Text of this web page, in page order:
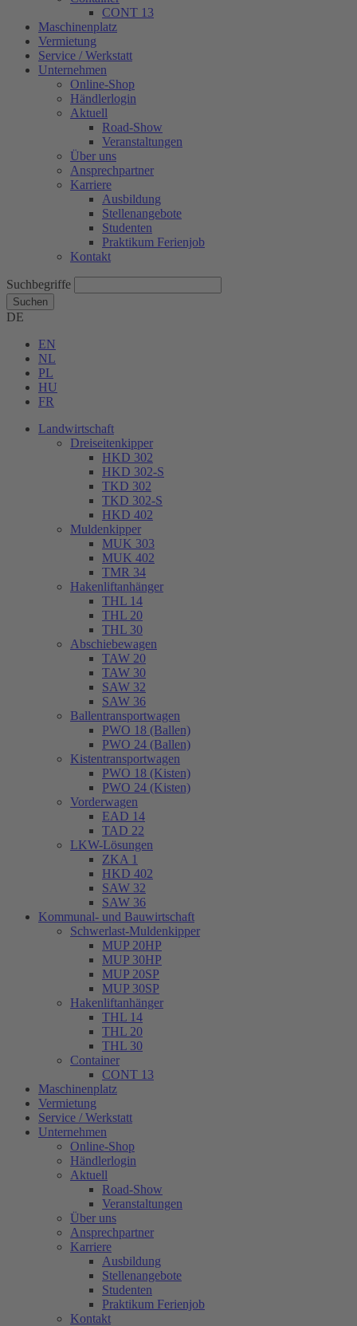
CONT 13
Maschinenplatz
Vermietung
Service / Werkstatt
Unternehmen
Online-Shop
Händlerlogin
Aktuell
Road-Show
Veranstaltungen
Über uns
Ansprechpartner
Karriere
Ausbildung
Stellenangebote
Studenten
Praktikum Ferienjob
Kontakt
Suchbegriffe
Suchen
DE
EN
NL
PL
HU
FR
Landwirtschaft
Dreiseitenkipper
HKD 302
HKD 302-S
TKD 302
TKD 302-S
HKD 402
Muldenkipper
MUK 303
MUK 402
TMR 34
Hakenliftanhänger
THL 14
THL 20
THL 30
Abschiebewagen
TAW 20
TAW 30
SAW 32
SAW 36
Ballentransportwagen
PWO 18 (Ballen)
PWO 24 (Ballen)
Kistentransportwagen
PWO 18 (Kisten)
PWO 24 (Kisten)
Vorderwagen
EAD 14
TAD 22
LKW-Lösungen
ZKA 1
HKD 402
SAW 32
SAW 36
Kommunal- und Bauwirtschaft
Schwerlast-Muldenkipper
MUP 20HP
MUP 30HP
MUP 20SP
MUP 30SP
Hakenliftanhänger
THL 14
THL 20
THL 30
Container
CONT 13
Maschinenplatz
Vermietung
Service / Werkstatt
Unternehmen
Online-Shop
Händlerlogin
Aktuell
Road-Show
Veranstaltungen
Über uns
Ansprechpartner
Karriere
Ausbildung
Stellenangebote
Studenten
Praktikum Ferienjob
Kontakt